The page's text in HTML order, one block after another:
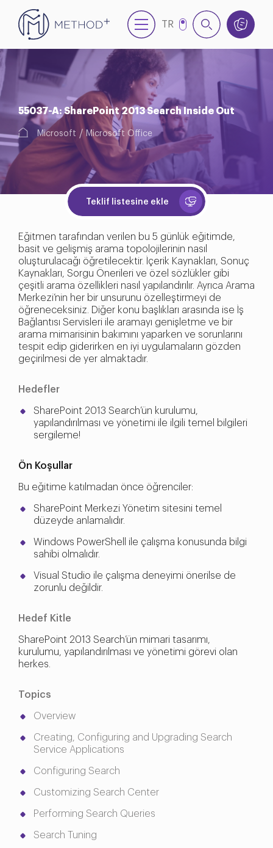
TR
55037-A: SharePoint 2013 Search Inside Out
Microsoft Microsoft Office
Teklif listesine ekle
Eğitmen tarafından verilen bu 5 günlük eğitimde,
basit ve gelişmiş arama topolojilerinin nasıl
oluşturulacağı öğretilecektir. İçerik Kaynakları, Sonuç
Kaynakları, Sorgu Önerileri ve özel sözlükler gibi
çeşitli arama özellikleri nasıl yapılandırılır. Ayrıca Arama
Merkezi’nin her bir unsurunu özelleştirmeyi de
öğreneceksiniz. Diğer konu başlıkları arasında ise İş
Bağlantısı Servisleri ile aramayı genişletme ve bir
arama mimarisinin bakımını yaparken ve sorunlarını
tespit edip giderirken en iyi uygulamaların gözden
geçirilmesi de yer almaktadır.
Hedefler
SharePoint 2013 Search’ün kurulumu,
yapılandırılması ve yönetimi ile ilgili temel bilgileri
sergileme!
Ön Koşullar
Bu eğitime katılmadan önce öğrenciler:
SharePoint Merkezi Yönetim sitesini temel
düzeyde anlamalıdır.
Windows PowerShell ile çalışma konusunda bilgi
sahibi olmalıdır.
Visual Studio ile çalışma deneyimi önerilse de
zorunlu değildir.
Hedef Kitle
SharePoint 2013 Search’ün mimari tasarımı,
kurulumu, yapılandırılması ve yönetimi görevi olan
herkes.
Topics
Overview
Creating, Configuring and Upgrading Search
Service Applications
Configuring Search
Customizing Search Center
Performing Search Queries
Search Tuning